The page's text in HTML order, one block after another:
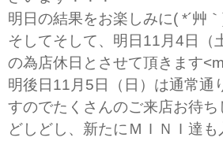
明日の結果をお楽しみに( *´艸
そしてそして、明日11月4日（
の為店休日とさせて頂きます
明後日11月5日（日）は通常通
すのでたくさんのご来店お待ち
どしどし、新たにＭＩＮＩ達も